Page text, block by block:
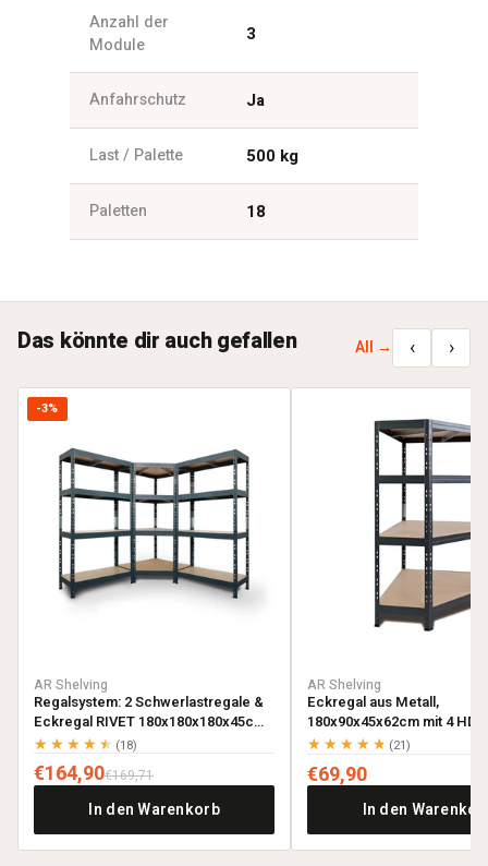
Anzahl der
Module
3
Anfahrschutz Ja
Last / Palette 500 kg
Paletten 18
Das könnte dir auch gefallen All → ‹ ›
-3%
AR Shelving
Regalsystem: 2 Schwerlastregale &
Eckregal RIVET 180x180x180x45cm
mit 4 HDF-Böden, anthrazitgrau
★★★★★ (18)
€164,90€169,71
In den Warenkorb
AR Shelving
Eckregal aus Metall,
180x90x45x62cm mit 4
anthrazitgrau
★★★★★ (21)
€69,90
In den